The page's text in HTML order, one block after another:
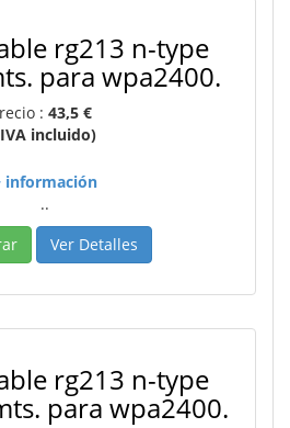
rg213 n-type
para wpa2400.
: 43,5 €
incluido)
información
..
Ver Detalles
rg213 n-type
para wpa2400.